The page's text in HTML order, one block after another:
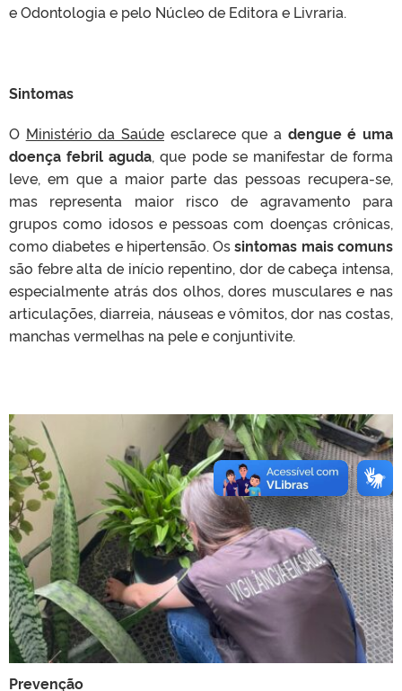
e Odontologia e pelo Núcleo de Editora e Livraria.
Sintomas
O Ministério da Saúde esclarece que a dengue é uma
doença febril aguda, que pode se manifestar de forma
leve, em que a maior parte das pessoas recupera-se,
mas representa maior risco de agravamento para
grupos como idosos e pessoas com doenças crônicas,
como diabetes e hipertensão. Ossintomas mais comuns
são febre alta de início repentino, dor de cabeça intensa,
especialmente atrás dos olhos, dores musculares e nas
articulações, diarreia, náuseas e vômitos, dor nas costas,
manchas vermelhas na pele e conjuntivite.
Prevenção